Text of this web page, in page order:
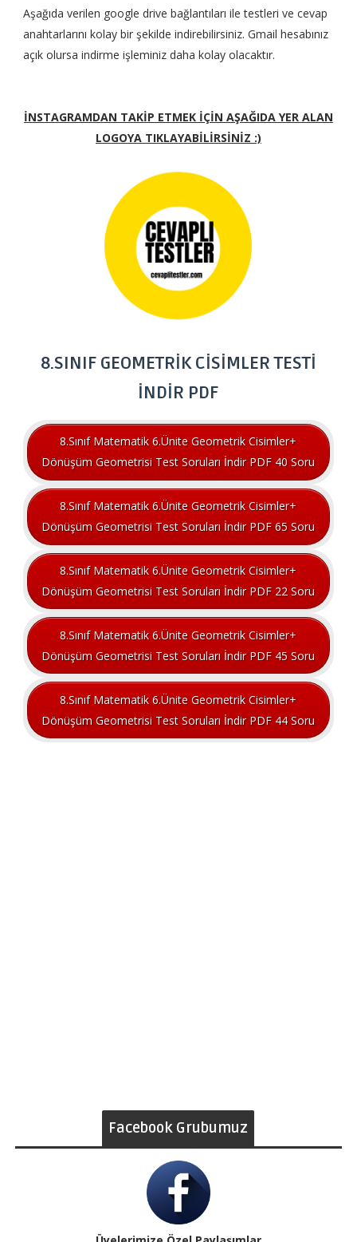
Aşağıda verilen google drive bağlantıları ile testleri ve cevap
anahtarlarını kolay bir şekilde indirebilirsiniz. Gmail hesabınız
açık olursa indirme işleminiz daha kolay olacaktır.
İNSTAGRAMDAN TAKİP ETMEK İÇİN AŞAĞIDA YER ALAN
LOGOYA TIKLAYABİLİRSİNİZ :)
8.SINIF GEOMETRİK CİSİMLER TESTİ
İNDİR PDF
8.Sınıf Matematik 6.Ünite Geometrik Cisimler+
Dönüşüm Geometrisi Test Soruları İndir PDF 40 Soru
8.Sınıf Matematik 6.Ünite Geometrik Cisimler+
Dönüşüm Geometrisi Test Soruları İndir PDF 65 Soru
8.Sınıf Matematik 6.Ünite Geometrik Cisimler+
Dönüşüm Geometrisi Test Soruları İndir PDF 22 Soru
8.Sınıf Matematik 6.Ünite Geometrik Cisimler+
Dönüşüm Geometrisi Test Soruları İndir PDF 45 Soru
8.Sınıf Matematik 6.Ünite Geometrik Cisimler+
Dönüşüm Geometrisi Test Soruları İndir PDF 44 Soru
Facebook Grubumuz